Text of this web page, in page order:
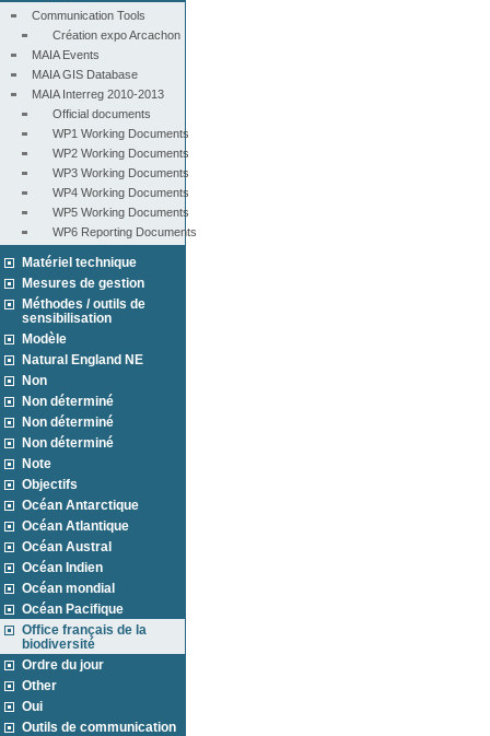
Communication Tools
Création expo Arcachon
MAIA Events
MAIA GIS Database
MAIA Interreg 2010-2013
Official documents
WP1 Working Documents
WP2 Working Documents
WP3 Working Documents
WP4 Working Documents
WP5 Working Documents
WP6 Reporting Documents
Matériel technique
Mesures de gestion
Méthodes / outils de
sensibilisation
Modèle
Natural England NE
Non
Non déterminé
Non déterminé
Non déterminé
Note
Objectifs
Océan Antarctique
Océan Atlantique
Océan Austral
Océan Indien
Océan mondial
Océan Pacifique
Office français de la
biodiversité
Ordre du jour
Other
Oui
Outils de communication